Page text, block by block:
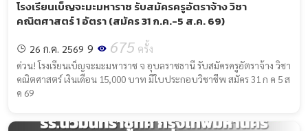
โรงเรียนเบ็ญจะมะมหาราช รับสมัครครูอัตราจ้าง วิชา
คณิตศาสตร์ 1 อัตรา (สมัคร 31 ก.ค.-5 ส.ค. 69)
26 ก.ค. 2569 9 675 ครั้ง
ด่วน! โรงเรียนเบ็ญจะมะมหาราช จ อุบลราชธานี รับสมัครครูอัตราจ้าง วิชา
คณิตศาสตร์ เงินเดือน 15,000 บาท มีใบประกอบวิชาชีพ สมัคร 31 ก ค 5 ส
ค 69